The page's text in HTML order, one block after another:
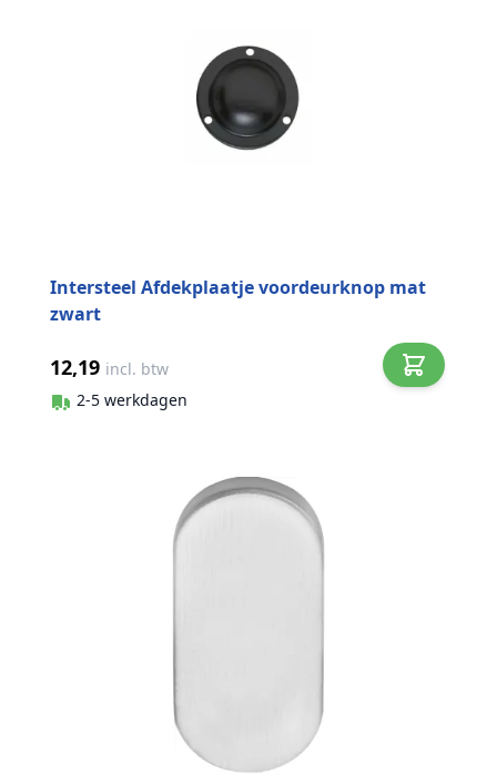
Intersteel Afdekplaatje voordeurknop mat
zwart
12,19 incl. btw
2-5 werkdagen